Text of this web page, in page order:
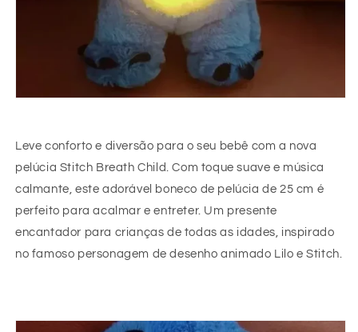
Leve conforto e diversão para o seu bebê com a nova
pelúcia Stitch Breath Child. Com toque suave e música
calmante, este adorável boneco de pelúcia de 25 cm é
perfeito para acalmar e entreter. Um presente
encantador para crianças de todas as idades, inspirado
no famoso personagem de desenho animado Lilo e Stitch.